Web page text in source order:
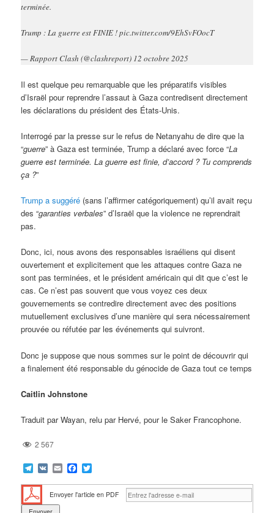
terminée.
Trump : La guerre est FINIE ! pic.twitter.com/9EhSvFOocT
— Rapport Clash (@clashreport) 12 octobre 2025
Il est quelque peu remarquable que les préparatifs visibles
d’Israël pour reprendre l’assaut à Gaza contredisent directement
les déclarations du président des États-Unis.
Interrogé par la presse sur le refus de Netanyahu de dire que la
“guerre” à Gaza est terminée, Trump a déclaré avec force “La
guerre est terminée. La guerre est finie, d’accord ? Tu comprends
ça ?”
Trump a suggéré (sans l’affirmer catégoriquement) qu’il avait reçu
des “garanties verbales” d’Israël que la violence ne reprendrait
pas.
Donc, ici, nous avons des responsables israéliens qui disent
ouvertement et explicitement que les attaques contre Gaza ne
sont pas terminées, et le président américain qui dit que c’est le
cas. Ce n’est pas souvent que vous voyez ces deux
gouvernements se contredire directement avec des positions
mutuellement exclusives d’une manière qui sera nécessairement
prouvée ou réfutée par les événements qui suivront.
Donc je suppose que nous sommes sur le point de découvrir qui
a finalement été responsable du génocide de Gaza tout ce temps
Caitlin Johnstone
Traduit par Wayan, relu par Hervé, pour le Saker Francophone.
2 567
Telegram
VK EmailFacebook
Envoyer l'article en PDF